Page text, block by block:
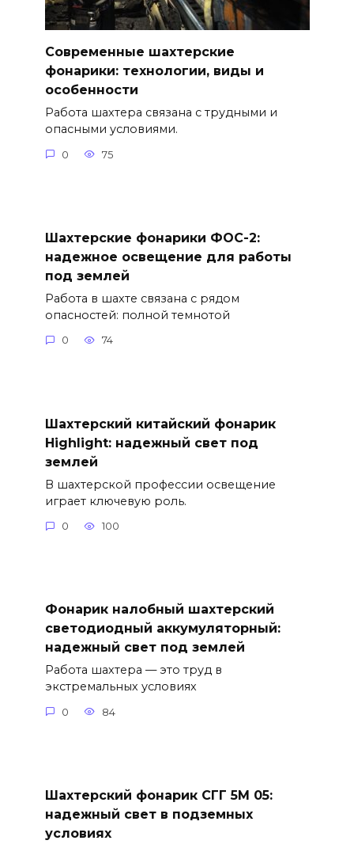
Современные шахтерские
фонарики: технологии, виды и
особенности
Работа шахтера связана с трудными и
опасными условиями.
0 75
Шахтерские фонарики ФОС-2:
надежное освещение для работы
под землей
Работа в шахте связана с рядом
опасностей: полной темнотой
0 74
Шахтерский китайский фонарик
Highlight: надежный свет под
землей
В шахтерской профессии освещение
играет ключевую роль.
0 100
Фонарик налобный шахтерский
светодиодный аккумуляторный:
надежный свет под землей
Работа шахтера — это труд в
экстремальных условиях
0 84
Шахтерский фонарик СГГ 5М 05:
надежный свет в подземных
условиях